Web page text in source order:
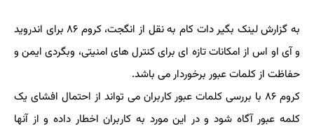
به گزارش لینک بگیر دات کام به نقل از انگجت، کروم ۸۶ برای اندروید
و آی او اس از امکانات تازه ای برای کنترل های امنیتی، وبگردی ایمن و
حفاظت از کلمات عبور برخوردار می باشد.
کروم ۸۶ با بررسی کلمات عبور کاربران می تواند از احتمال افشای یک
کلمه عبور آگاه شود و در این مورد به کاربران اخطار داده و از آنها